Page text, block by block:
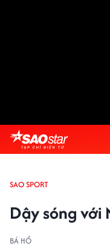
SAO SPORT
Dậy sóng với
BÁ HỔ